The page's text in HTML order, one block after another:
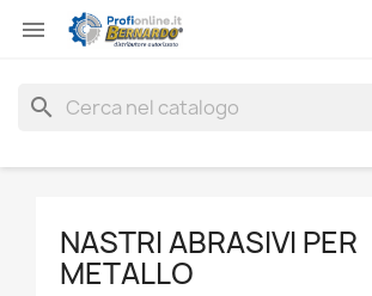

search
NASTRI ABRASIVI PER
METALLO